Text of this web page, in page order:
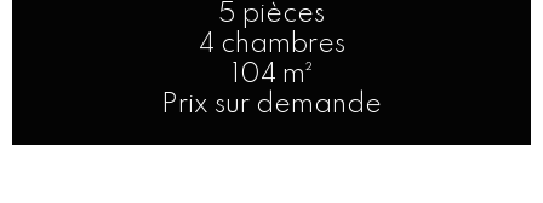
5 pièces
4 chambres
104 m²
Prix sur demande